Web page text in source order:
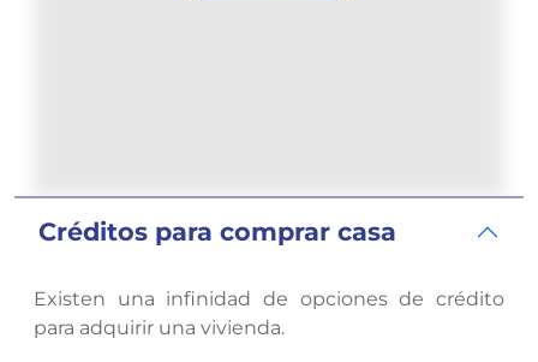
Créditos para comprar casa
Existen una infinidad de opciones de crédito
para adquirir una vivienda.